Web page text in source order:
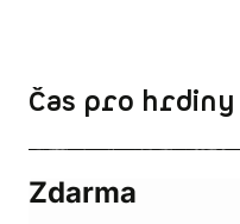
Čas pro hrdiny
Zdarma